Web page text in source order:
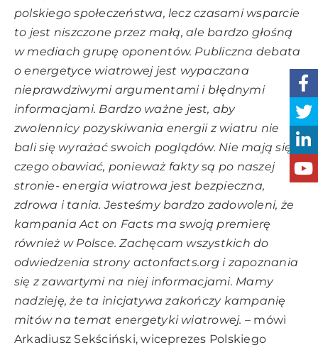
polskiego społeczeństwa, lecz czasami wsparcie
to jest niszczone przez małą, ale bardzo głośną
w mediach grupę oponentów. Publiczna debata
o energetyce wiatrowej jest wypaczana
nieprawdziwymi argumentami i błędnymi
informacjami. Bardzo ważne jest, aby
zwolennicy pozyskiwania energii z wiatru nie
bali się wyrażać swoich poglądów. Nie mają się
czego obawiać, ponieważ fakty są po naszej
stronie- energia wiatrowa jest bezpieczna,
zdrowa i tania.Jesteśmy bardzo zadowoleni, że
kampania Act on Facts ma swoją premierę
również w Polsce. Zachęcam wszystkich do
odwiedzenia strony actonfacts.org i zapoznania
się z zawartymi na niej informacjami. Mamy
nadzieję, że ta inicjatywa zakończy kampanię
mitów na temat energetyki wiatrowej. – mówi
Arkadiusz Sekściński, wiceprezes Polskiego